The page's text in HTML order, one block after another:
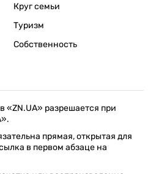
Круг семьи
Туризм
Собственность
«ZN.UA» разрешается при
прямая, открытая для
в первом абзаце на